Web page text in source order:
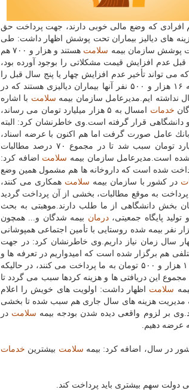
افرادی كه وضع مالی خوبی دارند، جهت پرداخت حق
های دیالیز بیماران تحت پوشش اظهار داشت: طی
سلامت
هستند و هزار و ۷۰۰ هم
عدم افزایش قیمت مشكلاتی را بوجود آورده بود،
افزایش پیدا كرده است كه می تواند تأخیر عدم افزایش چهار یا پنج سال قبل را
جبران كند.به گفته موهبتی، هم اكنون ۶۷ هزار بیمار خاص تحت پوشش سازمان هستند كه ۱۶ هزار و ۵۰۰ نفر آنها بیماران دیالیزی هستند كه در
نداشته ایم.مدیرعامل سازمان بیمه سلامت با اشاره
خدمات
امسال به ۵ هزار میلیارد تومان می رساند،
بخش های دولتی و دانشگاهی قرار گرفته است.وی خاطرنشان كرد: البته
عامل صورت گرفت اما هم اكنون با عرضه اسناد،
سرعت بیشتری در پرداخت ها انجام می گردد.موهبتی اظهار داشت: پرداخت هزار میلیارد تومان سبب شد تا در مجموع ۷۰ درصد مطالبات
است.مدیرعامل سازمان بیمه سلامت اضافه كرد:
خردادماه پرداخت شده است كه داروخانه ها هم مشمول همین وضع
در كشور با سازمان بیمه سلامت همكاری می كنند،
قبل ۷ هزار و ۴۹۰ میلیارد تومان بود كه با پرداخت به موقع مطالبات، بخشی از آن پرداخت گردید
میلیارد تومان بخش خصوصی و ۳ هزار و ۷۰۰ میلیارد تومان بخش دانشگاهی از ما طلب دارند.موهبتی به بحث
پایگاه جمعیتی،درمان بیمه شدگان و... همچون
بود كه اجرایی شده است به صورتی كه در جهت رفع همپوشانی ۲ میلیون و ۵۰۰ هزار نفر بیمه شده روستایی با تأمین اجتماعی همپوشانی
سال زمان نیاز داریم.وی خاطرنشان كرد: در جهت
هم برگزار شده است كه امیدواریم در تعرفه ها و
، بودجه واقعی در نظر گرفته شود چون كه هم اكنون یك خانواده سه نفره ۱۰۰ هزار و ۵۰۰ تومان به ما پرداخت می كنند، در حالیكه
آنها هزینه می گردد.به گفته موهبتی، در یك جمعیت ۱۲ تا ۱۵ میلیونی مجموع این دریافتی ها و هزینه كردها سبب می گردد تا
سلامت اظهار داشت: اولویت های خویش را اعلام
مدیریت هزینه های سال جاری هم سبب شده تا بخشی
بر لزوم واقعی دیده شدن بودجه بیمه سلامت در
عرضه دهیم.
در سال، اضافه كرد: بیمه سلامت بیشترین خدمات
دولت سهم بیشتری باید پرداخت كند.